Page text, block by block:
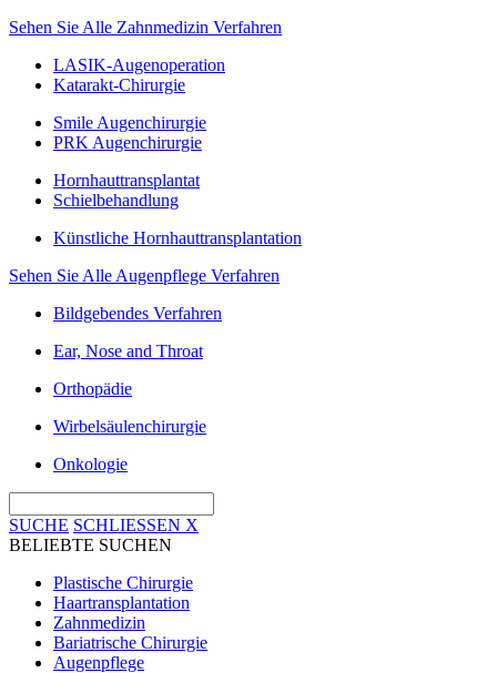
Sehen Sie Alle Zahnmedizin Verfahren
LASIK-Augenoperation
Katarakt-Chirurgie
Smile Augenchirurgie
PRK Augenchirurgie
Hornhauttransplantat
Schielbehandlung
Künstliche Hornhauttransplantation
Sehen Sie Alle Augenpflege Verfahren
Bildgebendes Verfahren
Ear, Nose and Throat
Orthopädie
Wirbelsäulenchirurgie
Onkologie
SUCHE SCHLIESSEN X
BELIEBTE SUCHEN
Plastische Chirurgie
Haartransplantation
Zahnmedizin
Bariatrische Chirurgie
Augenpflege